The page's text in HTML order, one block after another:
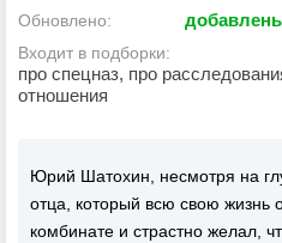
Обновлено:
Входит в подборки:
про спецназ, про
отношения
Юрий Шатохин, несмотря на
отца, который всю свою жизнь
комбинате и страстно желал,